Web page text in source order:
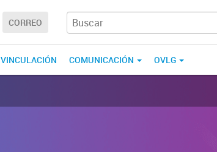
CORREO
VINCULACIÓN COMUNICACIÓN OVLG